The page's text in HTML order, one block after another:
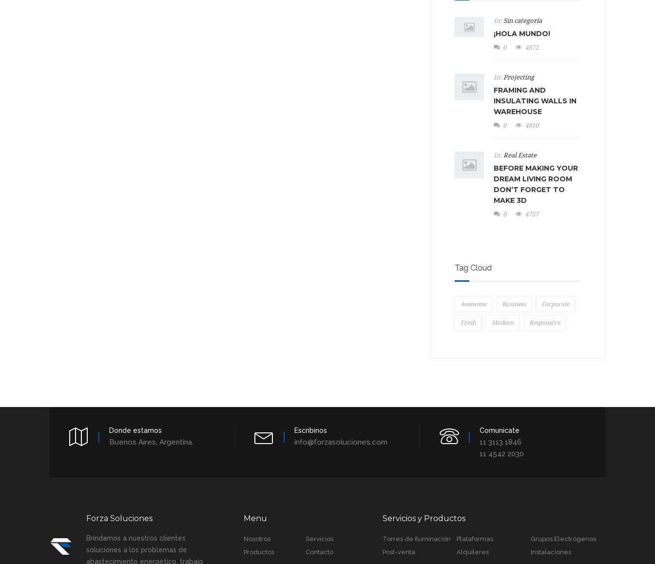
In: Sin categoría
¡HOLA MUNDO!
0 4872
In: Projecting
FRAMING AND
INSULATING WALLS IN
WAREHOUSE
0 4810
In: Real Estate
BEFORE MAKING YOUR
DREAM LIVING ROOM
DON’T FORGET TO
MAKE 3D
0 4757
Tag Cloud
Awesome Business Corporate
Fresh Modern Responsive
Donde estamos
Buenos Aires, Argentina.
Escribinos
info@forzasoluciones.com
Comunicate
11 3113 1846
11 4542 2030
Forza Soluciones
Brindamos a nuestros clientes
soluciones a los problemas de
abastecimiento energético, trabajo
Menu
Nosotros
Servicios
Productos
Contacto
Servicios y Productos
Torres de Iluminación Plataformas
Grupos Electrógenos
Post-venta
Alquileres Instalaciones